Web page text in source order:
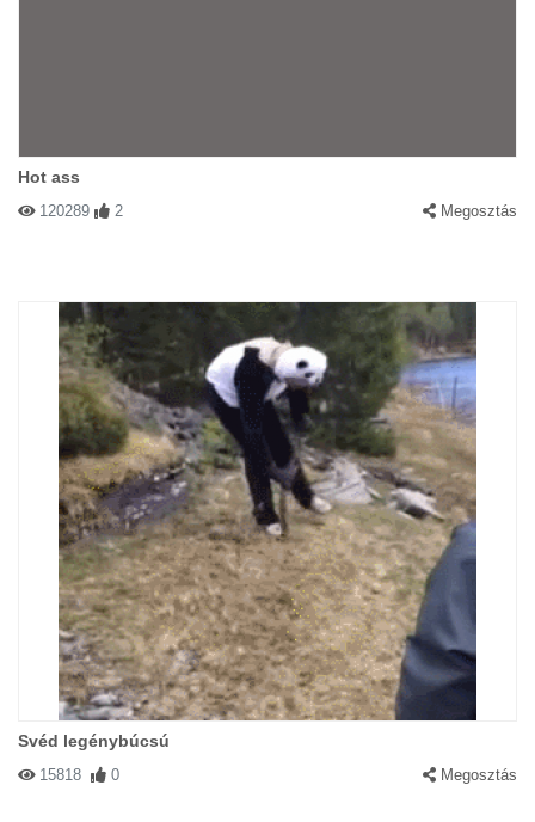
Hot ass
120289 2 Megosztás
Svéd legénybúcsú
15818 0 Megosztás